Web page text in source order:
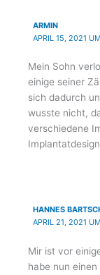
ARMIN
APRIL 15, 2021
Mein Sohn
einige seiner
sich dadurch
wusste nicht,
verschiedene
HANNES
APRIL 21, 2021
Mir ist vor
habe nun